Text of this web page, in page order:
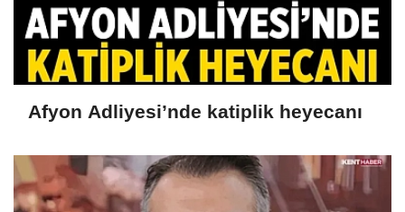
Afyon Adliyesi’nde katiplik heyecanı